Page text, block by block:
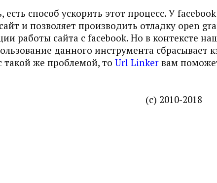
есть способ ускорить этот процесс. У
и позволяет производить отладку open
работы сайта с facebook. Но в контексте
данного инструмента
такой же проблемой, то Url Linker вам
(c) 2010-2018